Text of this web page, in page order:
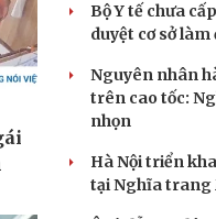
Bộ Y tế chưa
duyệt cơ sở
Nguyên nhân
trên cao tốc:
nhọn
Hà Nội triển
tại Nghĩa trang